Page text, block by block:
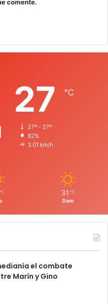
comente.
27 ℃
27º - 27º
82%
3.01 km/h
℃ 31 ℃
Dom
el combate
Marín y Gino